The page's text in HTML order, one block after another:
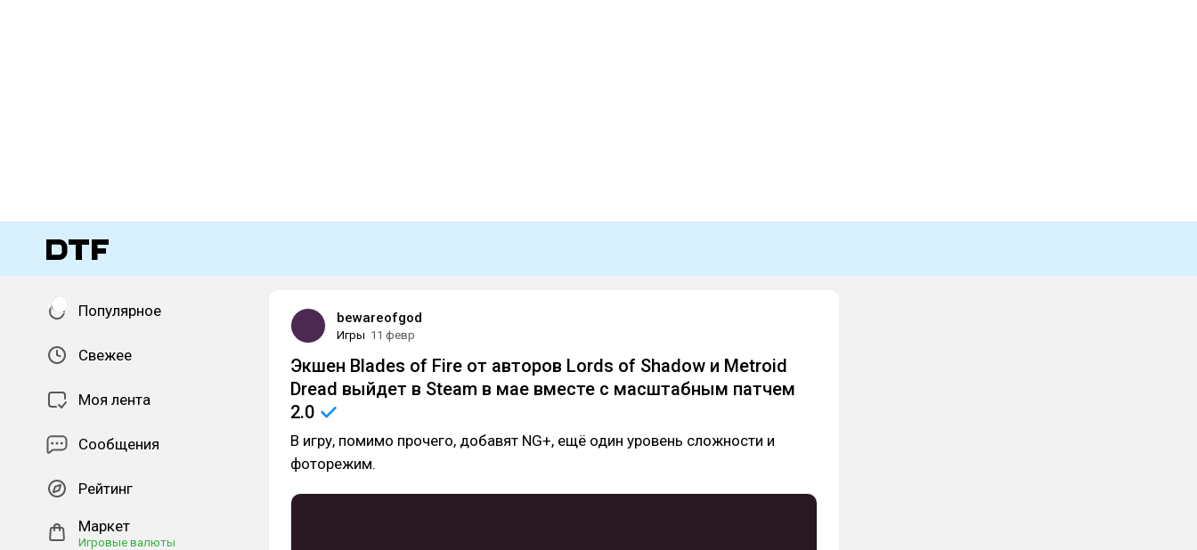
Популярное
Свежее
Моя лента
Сообщения
Рейтинг
Маркет
Игровые валюты
bewareofgod
Игры 11 февр
Экшен Blades of Fire от авторов Lords of Shadow и Metroid
Dread выйдет в Steam в мае вместе с масштабным патчем
2.0
В игру, помимо прочего, добавят NG+, ещё один уровень сложности и
фоторежим.